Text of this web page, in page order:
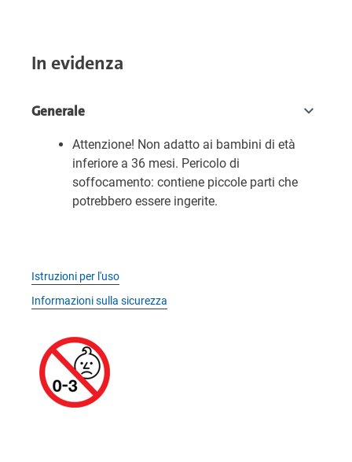
In evidenza
Generale
Attenzione! Non adatto ai bambini di età
inferiore a 36 mesi. Pericolo di
soffocamento: contiene piccole parti che
potrebbero essere ingerite.
Istruzioni per l'uso
Informazioni sulla sicurezza